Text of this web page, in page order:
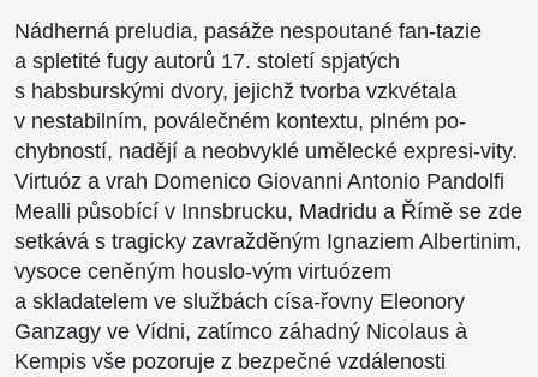
Nádherná preludia, pasáže nespoutané fan-tazie
a spletité fugy autorů 17. století spjatých
s habsburskými dvory, jejichž tvorba vzkvétala
v nestabilním, poválečném kontextu, plném po-
chybností, nadějí a neobvyklé umělecké expresi-vity.
Virtuóz a vrah Domenico Giovanni Antonio Pandolﬁ
Mealli působící v Innsbrucku, Madridu a Římě se zde
setkává s tragicky zavražděným Ignaziem Albertinim,
vysoce ceněným houslo-vým virtuózem
a skladatelem ve službách císa-řovny Eleonory
Ganzagy ve Vídni, zatímco záhadný Nicolaus à
Kempis vše pozoruje z bezpečné vzdálenosti